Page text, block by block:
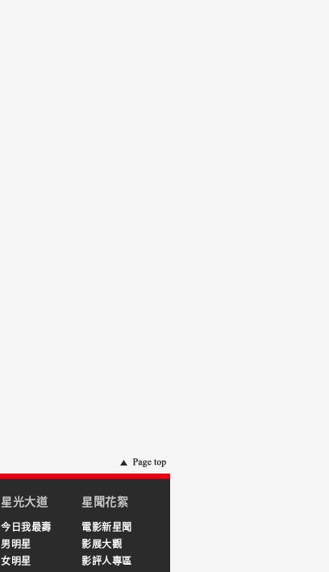
星光大道
今日我最壽
男明星
女明星
星聞花絮
電影新星聞
影展大觀
影評人專區